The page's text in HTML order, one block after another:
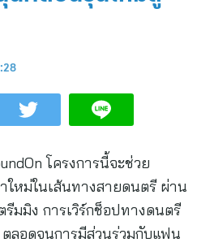
โครงการนี้จะช่วย
หม่ในเส้นทางสายดนตรี ผ่าน
มมิง การเวิร์กช็อปทางดนตรี
ลอดจนการมีส่วนร่วมกับแฟน